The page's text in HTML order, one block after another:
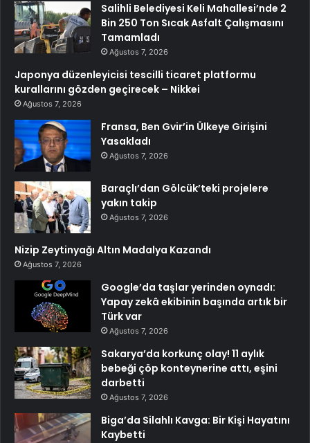
Salihli Belediyesi Keli Mahallesi’nde 2
Bin 250 Ton Sıcak Asfalt Çalışmasını
Tamamladı
Ağustos 7, 2026
Japonya düzenleyicisi tescilli ticaret platformu
kurallarını gözden geçirecek – Nikkei
Ağustos 7, 2026
Fransa, Ben Gvir’in Ülkeye Girişini
Yasakladı
Ağustos 7, 2026
Baraçlı’dan Gölcük’teki projelere
yakın takip
Ağustos 7, 2026
Nizip Zeytinyağı Altın Madalya Kazandı
Ağustos 7, 2026
Google’da taşlar yerinden oynadı:
Yapay zekâ ekibinin başında artık bir
Türk var
Ağustos 7, 2026
Sakarya’da korkunç olay! 11 aylık
bebeği çöp konteynerine attı, eşini
darbetti
Ağustos 7, 2026
Biga’da Silahlı Kavga: Bir Kişi Hayatını
Kaybetti